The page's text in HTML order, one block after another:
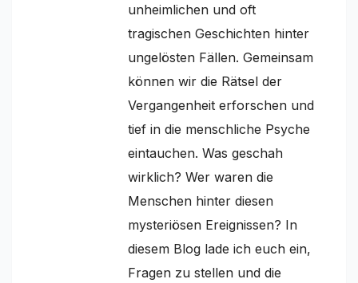
unheimlichen und oft
tragischen Geschichten hinter
ungelösten Fällen. Gemeinsam
können wir die Rätsel der
Vergangenheit erforschen und
tief in die menschliche Psyche
eintauchen. Was geschah
wirklich? Wer waren die
Menschen hinter diesen
mysteriösen Ereignissen? In
diesem Blog lade ich euch ein,
Fragen zu stellen und die